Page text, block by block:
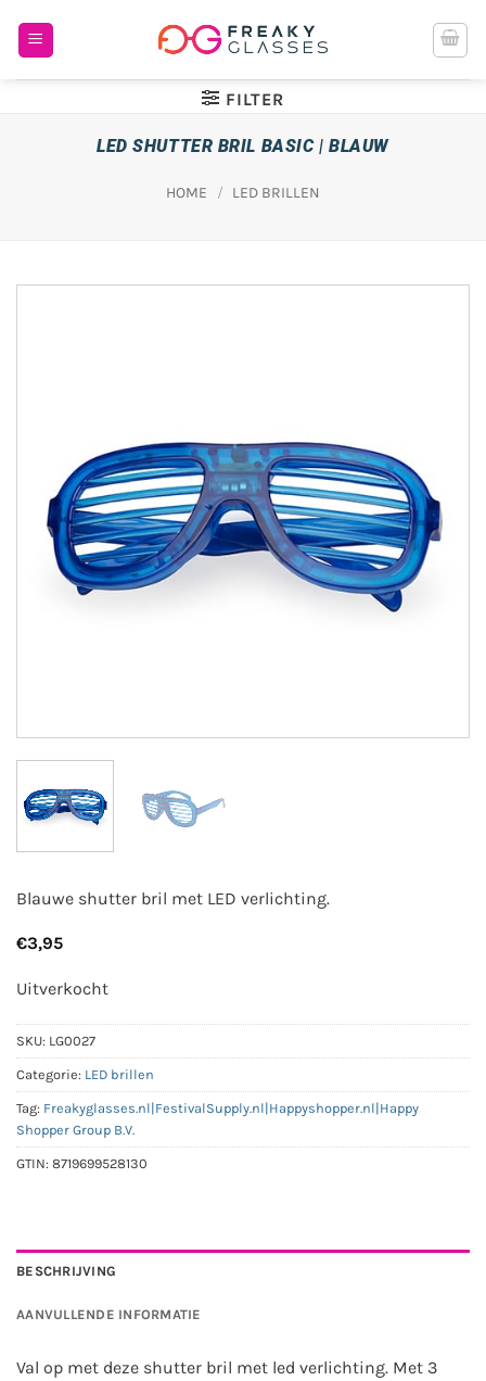
naar
FILTER
LED SHUTTER BRIL BASIC | BLAUW
HOME / LED BRILLEN
Blauwe shutter bril met LED verlichting.
€3,95
Uitverkocht
SKU: LG0027
Categorie: LED brillen
Tag: Freakyglasses.nl|FestivalSupply.nl|Happyshopper.nl|Happy
Shopper Group B.V.
GTIN: 8719699528130
BESCHRIJVING
AANVULLENDE INFORMATIE
Val op met deze shutter bril met led verlichting. Met 3